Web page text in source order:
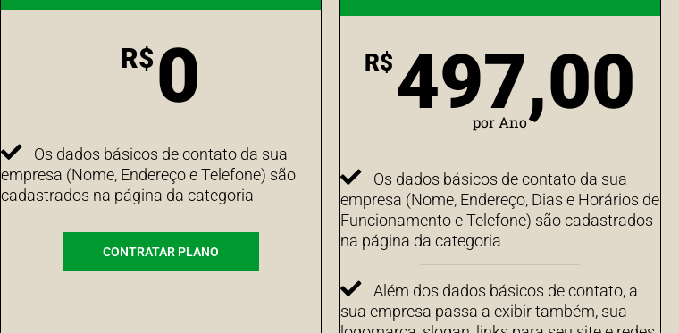
R$0
Os dados básicos de contato da sua
empresa (Nome, Endereço e Telefone) são
cadastrados na página da categoria
CONTRATAR PLANO
R$ 497,00
por Ano
Os dados básicos de contato da sua
empresa (Nome, Endereço, Dias e Horários de
Funcionamento e Telefone) são cadastrados
na página da categoria
Além dos dados básicos de contato, a
sua empresa passa a exibir também, sua